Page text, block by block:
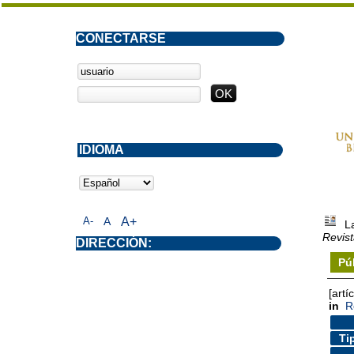
in
A- A A+
CONECTARSE
DIRECCIÓN:
IDIOMA